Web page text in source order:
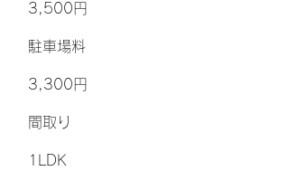
3,500円
​駐車場料
3,300円
間取り
1LDK